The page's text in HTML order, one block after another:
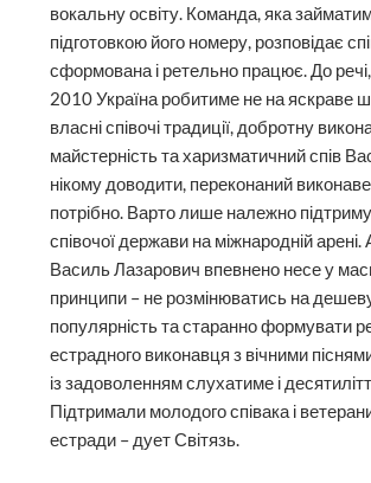
вокальну освіту. Команда, яка
підготовкою його номеру, розповідає
сформована і ретельно працює. До
2010 Україна робитиме не на яскраве
власні співочі традиції, добротну
майстерність та харизматичний спів
нікому доводити, переконаний
потрібно. Варто лише належно
співочої держави на міжнародній
Василь Лазарович впевнено несе у
принципи – не розмінюватись на
популярність та старанно формувати
естрадного виконавця з вічними
із задоволенням слухатиме і
Підтримали молодого співака і
естради – дует Світязь.